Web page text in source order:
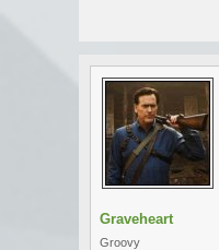
Graveheart
Groovy